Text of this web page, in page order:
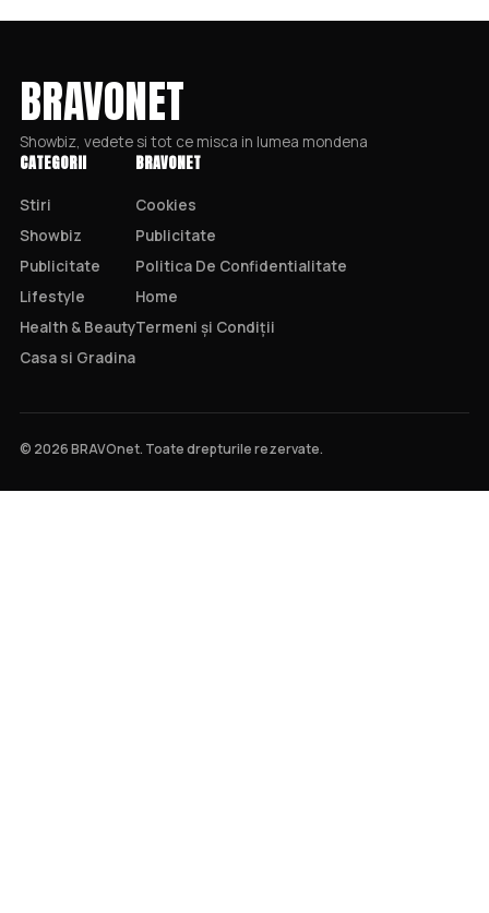
BRAVONET
Showbiz, vedete si tot ce misca in lumea mondena
CATEGORII
Stiri
Showbiz
Publicitate
Lifestyle
Health & Beauty
Casa si Gradina
BRAVONET
Cookies
Publicitate
Politica De Confidentialitate
Home
Termeni și Condiții
© 2026 BRAVOnet. Toate drepturile rezervate.